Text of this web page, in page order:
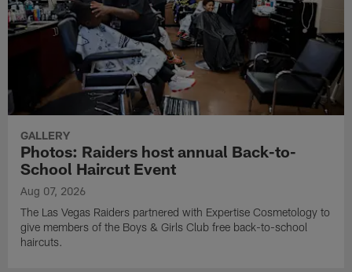
GALLERY
Photos: Raiders host annual Back-to-
School Haircut Event
Aug 07, 2026
The Las Vegas Raiders partnered with Expertise Cosmetology to
give members of the Boys & Girls Club free back-to-school
haircuts.